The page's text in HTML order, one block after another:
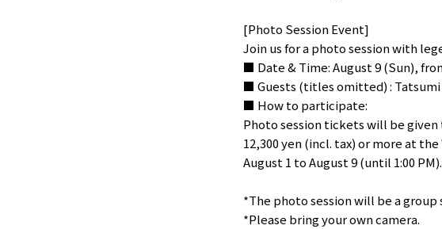
[Photo Session Event]
Join us for a photo session with
■ Date & Time: August 9 (Sun),
■ Guests (titles omitted) : Tatsumi
■ How to participate:
Photo session tickets will be
12,300 yen (incl. tax) or more at
August 1 to August 9 (until 1:00 PM).
*The photo session will be a
*Please bring your own camera.